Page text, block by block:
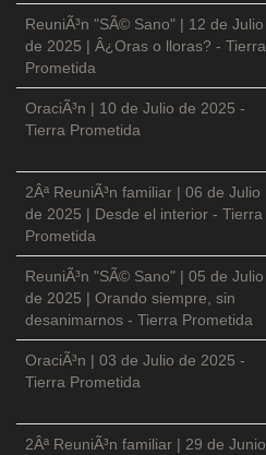
ReuniÃ³n "SÃ© Sano" | 12 de Julio
de 2025 | Â¿Oras o lloras? - Tierra
Prometida
OraciÃ³n | 10 de Julio de 2025 -
Tierra Prometida
2Âª ReuniÃ³n familiar | 06 de Julio
de 2025 | Desde el interior - Tierra
Prometida
ReuniÃ³n "SÃ© Sano" | 05 de Julio
de 2025 | Orando siempre, sin
desanimarnos - Tierra Prometida
OraciÃ³n | 03 de Julio de 2025 -
Tierra Prometida
2Âª ReuniÃ³n familiar | 29 de Junio